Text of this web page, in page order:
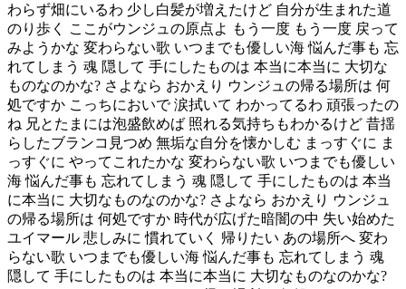
わらず畑にいるわ 少し白髪が増えたけど 自分が生まれた道
のり歩く ここがウンジュの原点よ もう一度 もう一度 戻って
みようかな 変わらない歌 いつまでも優しい海 悩んだ事も 忘
れてしまう 魂 隠して 手にしたものは 本当に本当に 大切な
ものなのかな? さよなら おかえり ウンジュの帰る場所は 何
処ですか こっちにおいで 涙拭いて わかってるわ 頑張ったの
ね 兄とたまには泡盛飲めば 照れる気持ちもわかるけど 昔揺
らしたブランコ見つめ 無垢な自分を懐かしむ まっすぐに ま
っすぐに やってこれたかな 変わらない歌 いつまでも優しい
海 悩んだ事も 忘れてしまう 魂 隠して 手にしたものは 本当
に本当に 大切なものなのかな? さよなら おかえり ウンジュ
の帰る場所は 何処ですか 時代が広げた暗闇の中 失い始めた
ユイマール 悲しみに 慣れていく 帰りたい あの場所へ 変わ
らない歌 いつまでも優しい海 悩んだ事も 忘れてしまう 魂
隠して 手にしたものは 本当に本当に 大切なものなのかな?